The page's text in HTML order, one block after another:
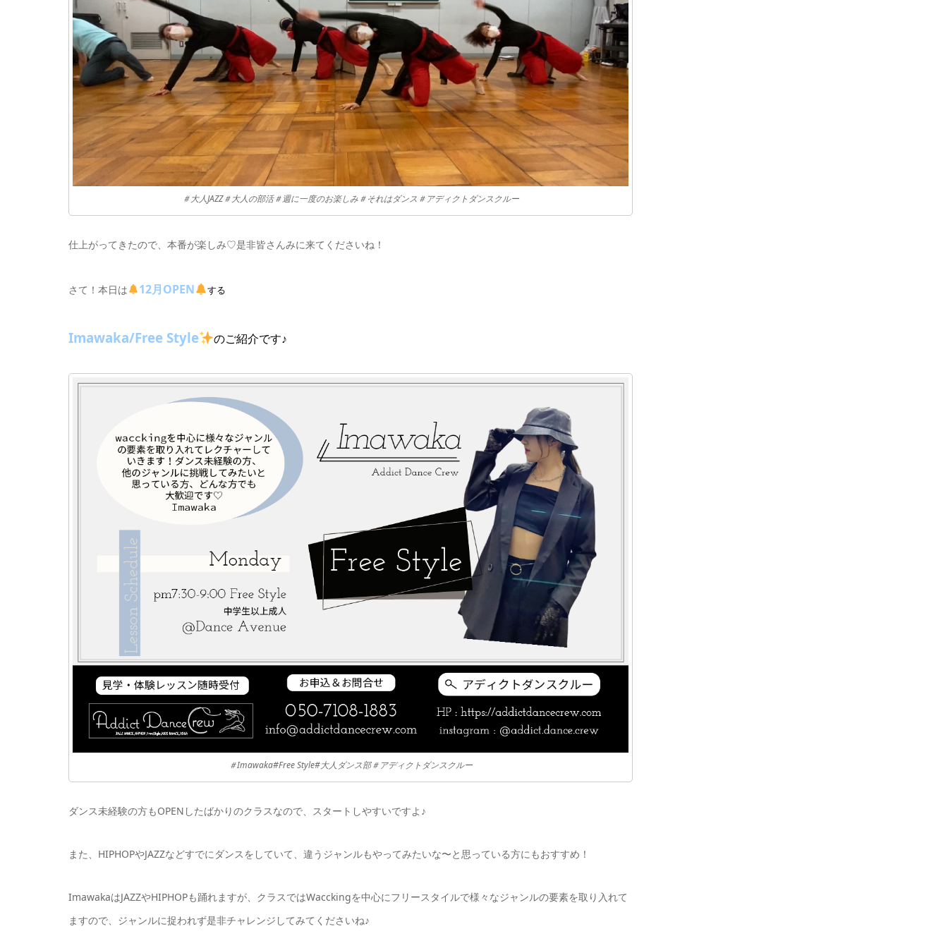
＃大人JAZZ＃大人の部活＃週に一度のお楽しみ＃それはダンス＃アディクトダンスクルー
仕上がってきたので、本番が楽しみ♡是非皆さんみに来てくださいね！
さて！本日は 12月OPEN する
Imawaka/Free Style のご紹介です♪
＃Imawaka#Free Style#大人ダンス部＃アディクトダンスクルー
ダンス未経験の方もOPENしたばかりのクラスなので、スタートしやすいですよ♪
また、HIPHOPやJAZZなどすでにダンスをしていて、違うジャンルもやってみたいな〜と思っている方にもおすすめ！
ImawakaはJAZZやHIPHOPも踊れますが、クラスではWacckingを中心にフリースタイルで様々なジャンルの要素を取り入れて
ますので、ジャンルに捉われず是非チャレンジしてみてくださいね♪